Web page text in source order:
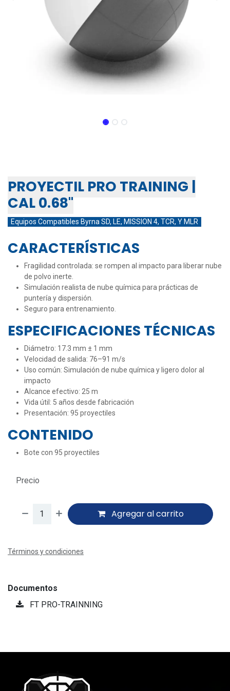
PROYECTIL PRO TRAINING |
CAL 0.68"
Equipos Compatibles Byrna SD, LE, MISSION 4, TCR, Y MLR
CARACTERÍSTICAS
Fragilidad controlada: se rompen al impacto para liberar nube
de polvo inerte.
Simulación realista de nube química para prácticas de
puntería y dispersión.
Seguro para entrenamiento.
ESPECIFICACIONES TÉCNICAS
Diámetro: 17.3 mm ± 1 mm
Velocidad de salida: 76–91 m/s
Uso común: Simulación de nube química y ligero dolor al
impacto
Alcance efectivo: 25 m
Vida útil: 5 años desde fabricación
Presentación: 95 proyectiles
CONTENIDO
Bote con 95 proyectiles
Agregar al carrito
Precio
Términos y condiciones
Documentos
FT PRO-TRAINNING